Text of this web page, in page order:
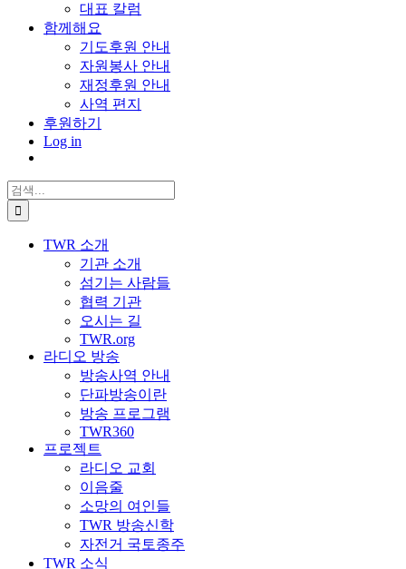
대표 칼럼
함께해요
기도후원 안내
자원봉사 안내
재정후원 안내
사역 편지
후원하기
Log in
검
색:
TWR 소개
기관 소개
섬기는 사람들
협력 기관
오시는 길
TWR.org
라디오 방송
방송사역 안내
단파방송이란
방송 프로그램
TWR360
프로젝트
라디오 교회
이음줄
소망의 여인들
TWR 방송신학
자전거 국토종주
TWR 소식